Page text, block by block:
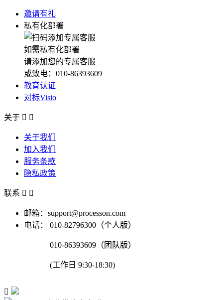
邀请有礼
私有化部署
如需私有化部署
请添加您的专属客服
或致电：010-86393609
教育认证
对标Visio
关于  
关于我们
加入我们
服务条款
隐私政策
联系  
邮箱：support@processon.com
电话：
010-82796300（个人版）
010-86393609（团队版）
(工作日 9:30-18:30)
